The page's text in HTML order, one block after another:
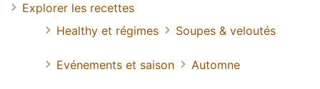
Explorer les recettes
Healthy et régimes
Soupes & veloutés
Evénements et saison Automne